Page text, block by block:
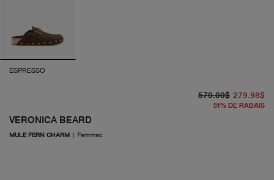
ESPRESSO
VERONICA BEARD
MULE FERN CHARM | Femmes
570.00$ 279.98$
51% DE RABAIS